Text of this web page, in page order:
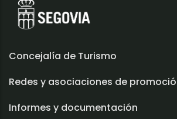
Concejalía de Turismo
Redes y asociaciones de
Informes y documentación